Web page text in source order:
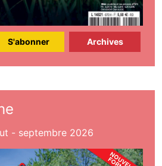
S'abonner Archives
- septembre 2026